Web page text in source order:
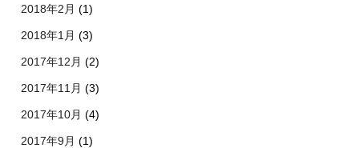
2018年2月 (1)
2018年1月 (3)
2017年12月 (2)
2017年11月 (3)
2017年10月 (4)
2017年9月 (1)